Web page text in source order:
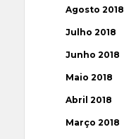
Agosto 2018
Julho 2018
Junho 2018
Maio 2018
Abril 2018
Março 2018